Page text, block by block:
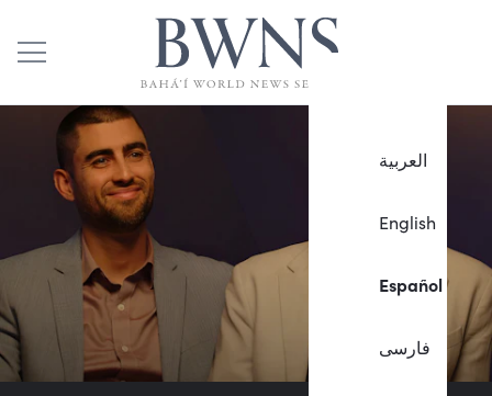
العربية
English
Español
فارسی